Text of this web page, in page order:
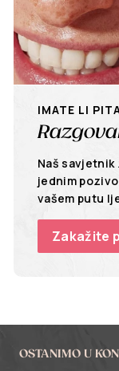
IMATE LI
Naš
jednim
vašem putu
Zakažite
OSTANIMO U